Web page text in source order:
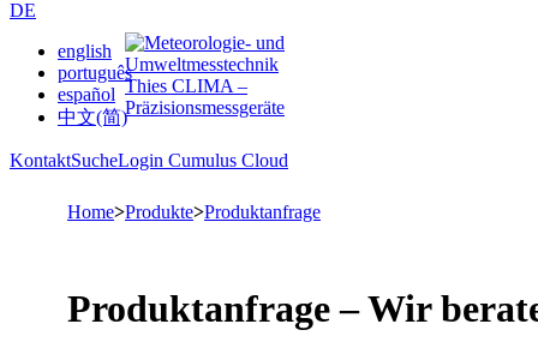
DE
english
português
español
中文(简)
KontaktSucheLogin Cumulus Cloud
Home>Produkte>Produktanfrage
Produktanfrage – Wir